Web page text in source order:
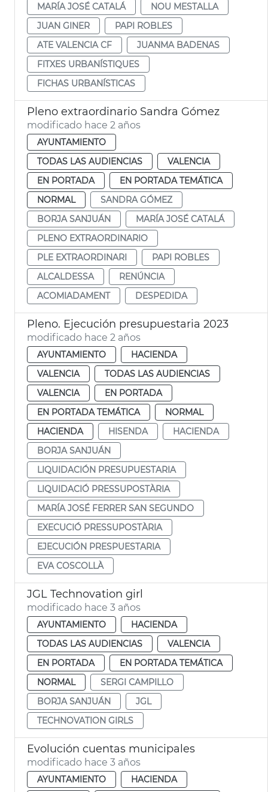
MARÍA JOSÉ CATALÁ
NOU MESTALLA
JUAN GINER
PAPI ROBLES
ATE VALENCIA CF
JUANMA BADENAS
FITXES URBANÍSTIQUES
FICHAS URBANÍSTICAS
Pleno extraordinario Sandra Gómez
modificado hace 2 años
AYUNTAMIENTO
TODAS LAS AUDIENCIAS
VALENCIA
EN PORTADA
EN PORTADA TEMÁTICA
NORMAL
SANDRA GÓMEZ
BORJA SANJUÁN
MARÍA JOSÉ CATALÁ
PLENO EXTRAORDINARIO
PLE EXTRAORDINARI
PAPI ROBLES
ALCALDESSA
RENÚNCIA
ACOMIADAMENT
DESPEDIDA
Pleno. Ejecución presupuestaria 2023
modificado hace 2 años
AYUNTAMIENTO
HACIENDA
VALENCIA
TODAS LAS AUDIENCIAS
VALENCIA
EN PORTADA
EN PORTADA TEMÁTICA
NORMAL
HACIENDA
HISENDA
HACIENDA
BORJA SANJUÁN
LIQUIDACIÓN PRESUPUESTARIA
LIQUIDACIÓ PRESSUPOSTÀRIA
MARÍA JOSÉ FERRER SAN SEGUNDO
EXECUCIÓ PRESSUPOSTÀRIA
EJECUCIÓN PRESPUESTARIA
EVA COSCOLLÀ
JGL Technovation girl
modificado hace 3 años
AYUNTAMIENTO
HACIENDA
TODAS LAS AUDIENCIAS
VALENCIA
EN PORTADA
EN PORTADA TEMÁTICA
NORMAL
SERGI CAMPILLO
BORJA SANJUÁN
JGL
TECHNOVATION GIRLS
Evolución cuentas municipales
modificado hace 3 años
AYUNTAMIENTO
HACIENDA